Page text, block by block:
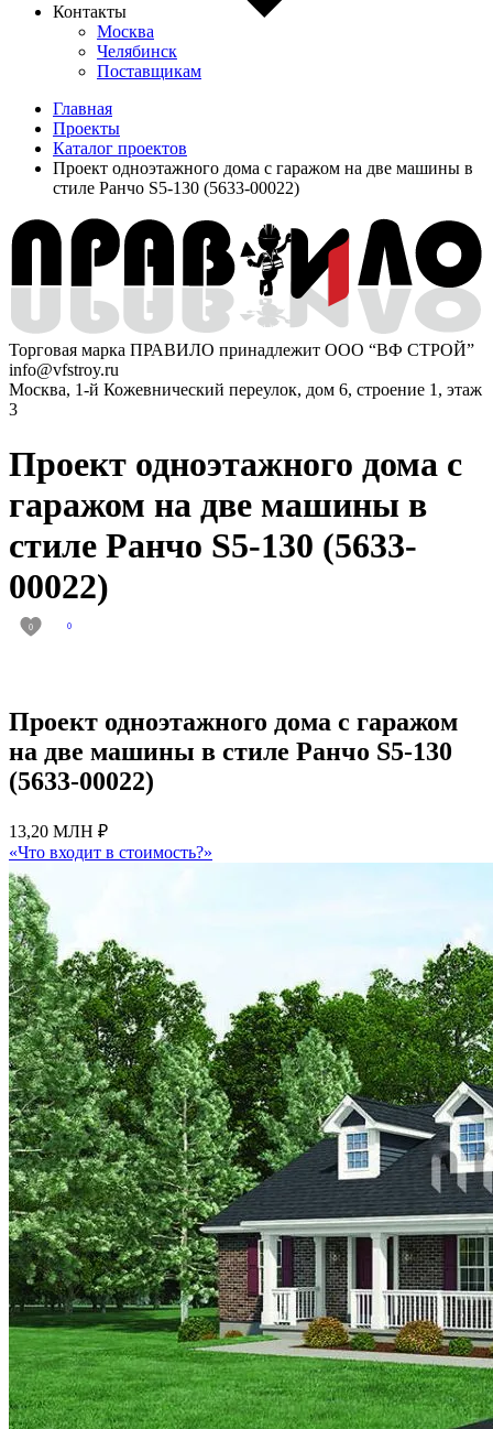
Контакты
Москва
Челябинск
Поставщикам
Главная
Проекты
Каталог проектов
Проект одноэтажного дома с гаражом на две машины в
стиле Ранчо S5-130 (5633-00022)
Торговая марка ПРАВИЛО принадлежит ООО “ВФ СТРОЙ”
info@vfstroy.ru
Москва, 1-й Кожевнический переулок, дом 6, строение 1, этаж
3
Проект одноэтажного дома с
гаражом на две машины в
стиле Ранчо S5-130 (5633-
00022)
0 0
Проект одноэтажного дома с гаражом
на две машины в стиле Ранчо S5-130
(5633-00022)
13,20 МЛН ₽
«Что входит в стоимость?»